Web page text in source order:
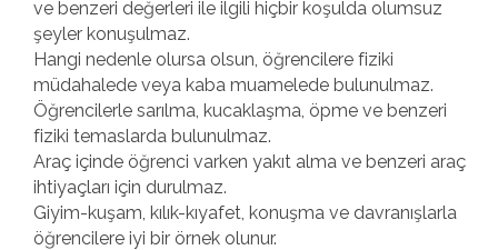
ve benzeri değerleri ile ilgili hiçbir koşulda olumsuz
şeyler konuşulmaz.
Hangi nedenle olursa olsun, öğrencilere fiziki
müdahalede veya kaba muamelede bulunulmaz.
Öğrencilerle sarılma, kucaklaşma, öpme ve benzeri
fiziki temaslarda bulunulmaz.
Araç içinde öğrenci varken yakıt alma ve benzeri araç
ihtiyaçları için durulmaz.
Giyim-kuşam, kılık-kıyafet, konuşma ve davranışlarla
öğrencilere iyi bir örnek olunur.